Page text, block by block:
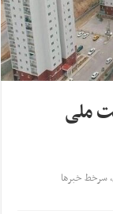
نهضت ملی
,سرخط خبرها